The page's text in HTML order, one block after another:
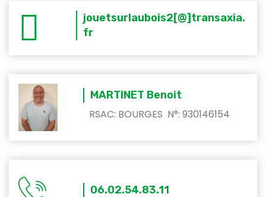
jouetsurlaubois2[@]transaxia.
fr
MARTINET Benoit
RSAC: BOURGES N°: 930146154
06.02.54.83.11